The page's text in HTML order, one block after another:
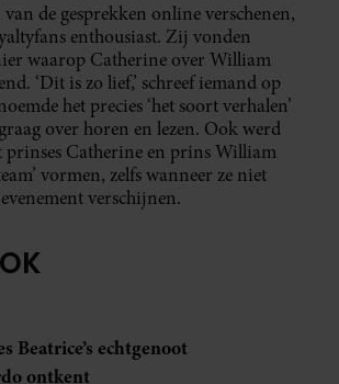
de gesprekken online verschenen,
enthousiast. Zij vonden
waarop Catherine over William
‘Dit is zo lief,’ schreef iemand op
het precies ‘het soort verhalen’
over horen en lezen. Ook werd
prinses Catherine en prins William
vormen, zelfs wanneer ze niet
verschijnen.
Beatrice’s echtgenoot
ontkent